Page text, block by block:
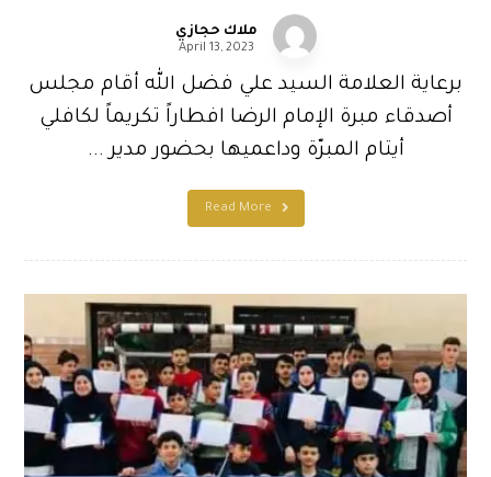
ملاك حجازي
April 13, 2023
برعاية العلامة السيد علي فضل الله أقام مجلس
أصدقاء مبرة الإمام الرضا افطاراً تكريماً لكافلي
أيتام المبرّة وداعميها بحضور مدير ...
Read More